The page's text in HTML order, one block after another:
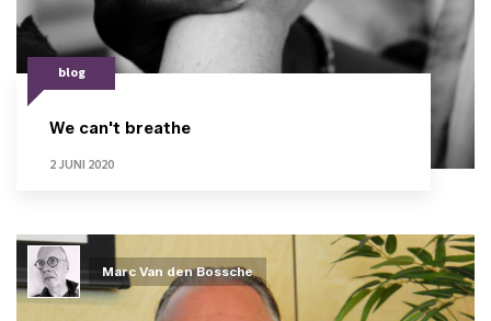
blog
We can't breathe
2 JUNI 2020
Marc Van den Bossche